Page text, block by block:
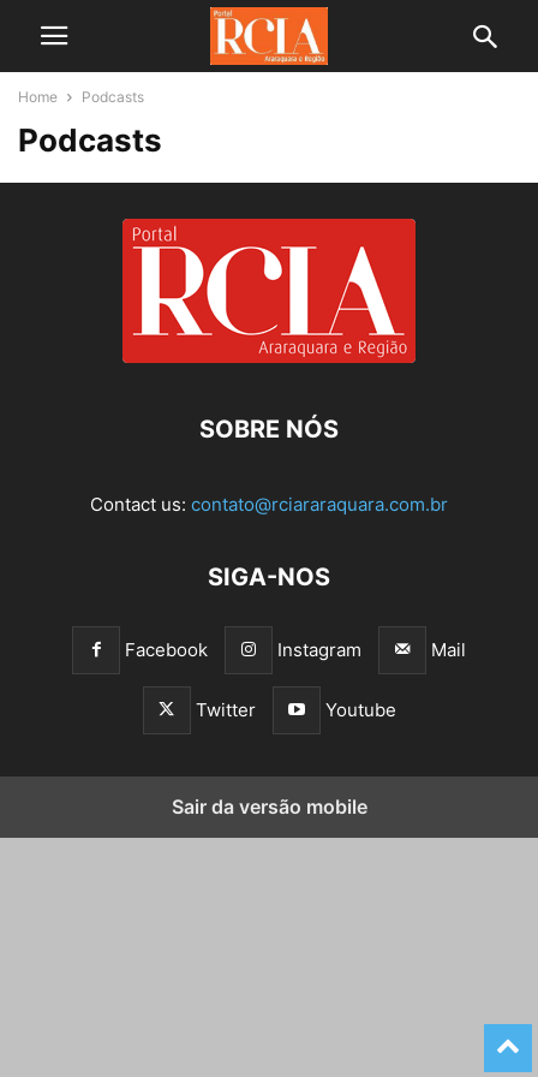
Home Podcasts
Podcasts
SOBRE NÓS
Contact us: contato@rciararaquara.com.br
SIGA-NOS
Facebook Instagram Mail
Twitter Youtube
Sair da versão mobile